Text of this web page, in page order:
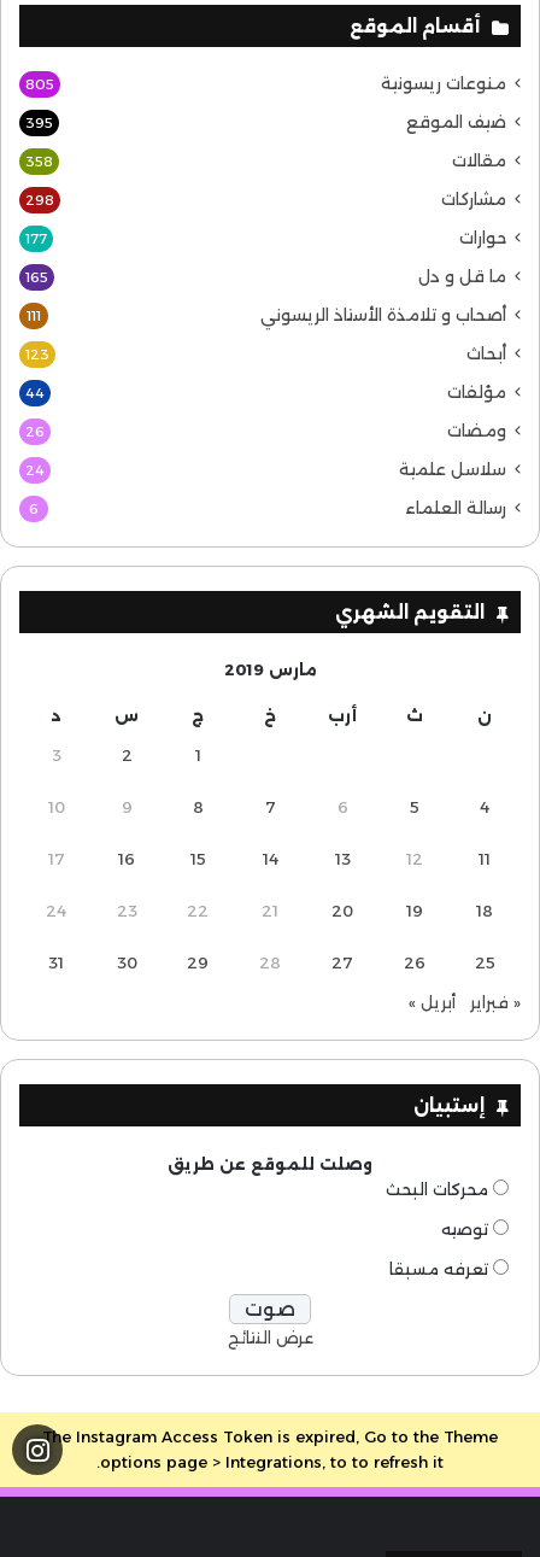
أقسام الموقع
منوعات ريسونية 805
ضيف الموقع 395
مقالات 358
مشاركات 298
حوارات 177
ما قل و دل 165
أصحاب و تلامذة الأستاذ الريسوني 111
أبحاث 123
مؤلفات 44
ومضات 26
سلاسل علمية 24
رسالة العلماء 6
التقويم الشهري
مارس 2019
ن ث أرب خ ج س د
1
2
3
4
5
6
7
8
9
10
11
12
13
14
15
16
17
18
19
20
21
22
23
24
25
26
27
28
29
30
31
« فبراير أبريل »
إستبيان
وصلت للموقع عن طريق
محركات البحث
توصيه
تعرفه مسبقا
عرض النتائج
The Instagram Access Token is expired, Go to the Theme
options page > Integrations, to to refresh it.